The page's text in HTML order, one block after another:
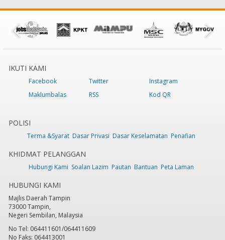
IKUTI KAMI
Facebook Twitter
Instagram
Maklumbalas
RSS Kod QR
POLISI
Terma &Syarat Dasar Privasi Dasar Keselamatan Penafian
KHIDMAT PELANGGAN
Hubungi Kami Soalan Lazim Pautan Bantuan Peta Laman
HUBUNGI KAMI
Majlis Daerah Tampin
73000 Tampin,
Negeri Sembilan, Malaysia
No Tel: 064411601/064411609
No Faks: 064413001